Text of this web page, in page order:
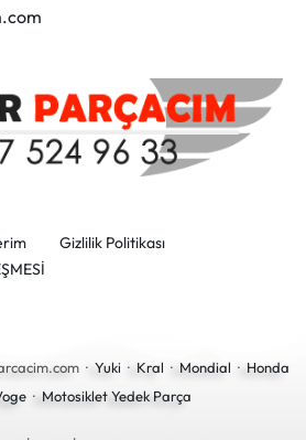
Gizlilik Politikası
· Yuki · Kral · Mondial · Honda
· Motosiklet Yedek Parça